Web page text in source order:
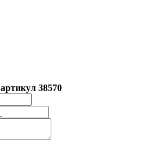
артикул 38570